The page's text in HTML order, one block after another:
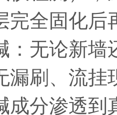
完全固化后
论新墙
漏刷、流挂
成分渗透到